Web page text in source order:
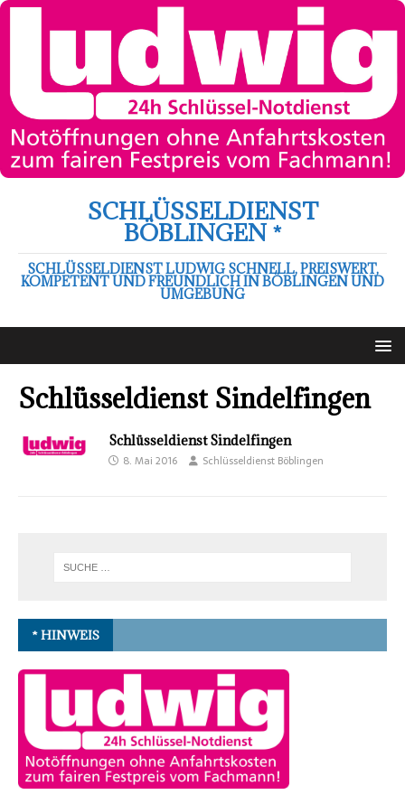
SCHLÜSSELDIENST
BÖBLINGEN *
SCHLÜSSELDIENST LUDWIG SCHNELL, PREISWERT,
KOMPETENT UND FREUNDLICH IN BÖBLINGEN UND
UMGEBUNG
Schlüsseldienst Sindelfingen
Schlüsseldienst Sindelfingen
8. Mai 2016 Schlüsseldienst Böblingen
* HINWEIS